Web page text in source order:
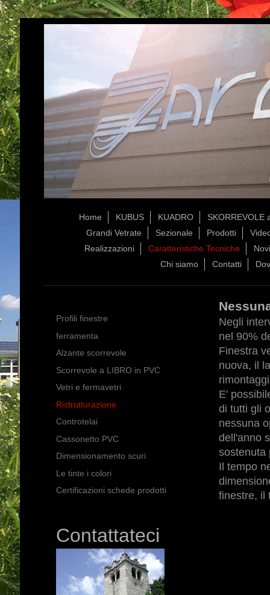
Home KUBUS KUADRO
SKORREVOLE
Grandi Vetrate
Sezionale Prodotti
Realizzazioni
Caratteristiche Tecniche
Chi siamo
Contatti
Negli
nel 90%
Finestra
nuova, il
E'
di tutti gli
nessuna
dell'anno
sostenuta
Il tempo
finestre, il
Profili finestre
ferramenta
Alzante scorrevole
Scorrevole a LIBRO in PVC
Vetri e fermavetri
Ristrutturazione
Controtelai
Cassonetto PVC
Dimensionamento scuri
Le tinte i colori
Certificazioni schede prodotti
Contattateci